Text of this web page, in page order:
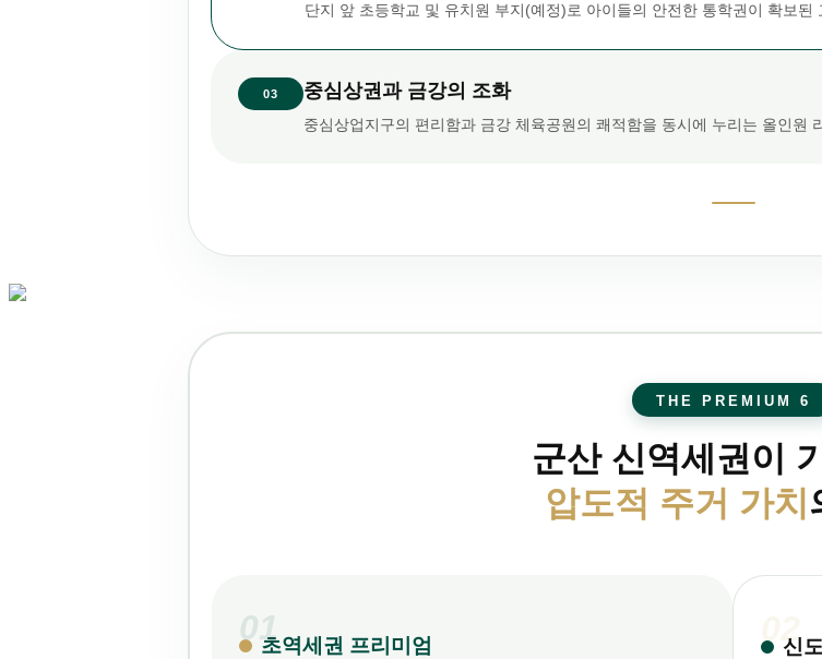
단지 앞 초등학교 및 유치원 부지(예정)로 아이들의 안전한 통학권이 확보된
03 중심상권과 금강의 조화
중심상업지구의 편리함과 금강 체육공원의 쾌적함을 동시에 누리는 올인원
THE PREMIUM 6
군산 신역세권이
압도적 주거 가치
01초역세권 프리미엄 02
신